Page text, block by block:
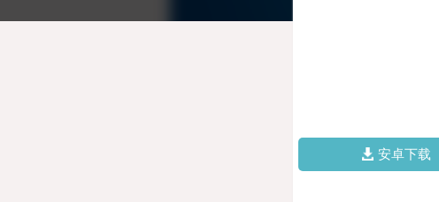
安卓下载